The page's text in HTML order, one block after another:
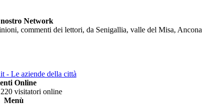
Network
commenti dei lettori, da Senigallia, valle del Misa, Ancona
- Le aziende della città
Online
visitatori online
Menù